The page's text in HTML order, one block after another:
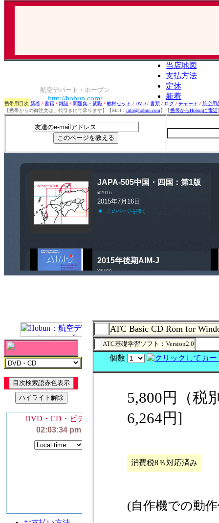
携帯用目次 新着 / 書籍 / 雑誌 / 問題集・就職 / 教材セット / DVD / 書類 / ログ / チャート / 航空用
【携帯からの御注文は、代引きにて承ります】【Mail： info@hobun.com】【携帯からHobunに電話
ATC Basic CD Rom for
ATC基礎学習ソフト：Version2.0
個数
5,800円（税
6,264円]
消費税8％対応済み
(自作機での動